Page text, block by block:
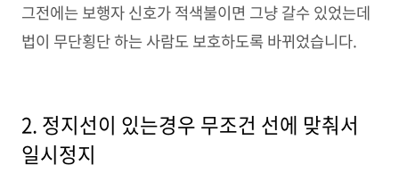
그전에는 보행자 신호가 적색불이면 그냥 갈수 있었는데
법이 무단횡단 하는 사람도 보호하도록 바뀌었습니다.
2. 정지선이 있는경우 무조건 선에 맞춰서
일시정지